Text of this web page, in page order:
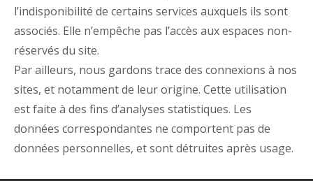
l’indisponibilité de certains services auxquels ils sont
associés. Elle n’empêche pas l’accès aux espaces non-
réservés du site.
Par ailleurs, nous gardons trace des connexions à nos
sites, et notamment de leur origine. Cette utilisation
est faite à des fins d’analyses statistiques. Les
données correspondantes ne comportent pas de
données personnelles, et sont détruites après usage.